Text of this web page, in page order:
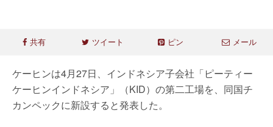
共有 ツイート ピン メール
ケーヒンは4月27日、インドネシア子会社「ピーティー
ケーヒンインドネシア」（KID）の第二工場を、同国チ
カンペックに新設すると発表した。